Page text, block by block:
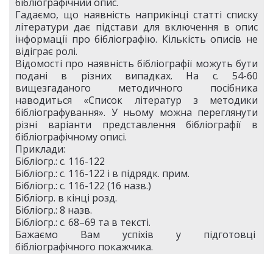
Гадаємо, що наявність наприкінці статті списку
літератури дає підстави для включення в опис
інформації про бібліографію. Кількість описів не
відіграє ролі.
Відомості про наявність бібліографії можуть бути
подані в різних випадках. На с. 54-60
вищезгаданого методичного посібника
наводиться «Список літератур з методики
бібліографування». У ньому можна переглянути
різні варіанти представлення бібліографії в
бібліографічному описі.
Приклади:
Бібліогр.: с. 116-122
Бібліогр.: с. 116-122 і в підрядк. прим.
Бібліогр.: с. 116-122 (16 назв.)
Бібліогр. в кінці розд.
Бібліогр.: 8 назв.
Бібліогр.: с. 68–69 та в тексті.
Бажаємо Вам успіхів у підготовці
бібліографічного покажчика.